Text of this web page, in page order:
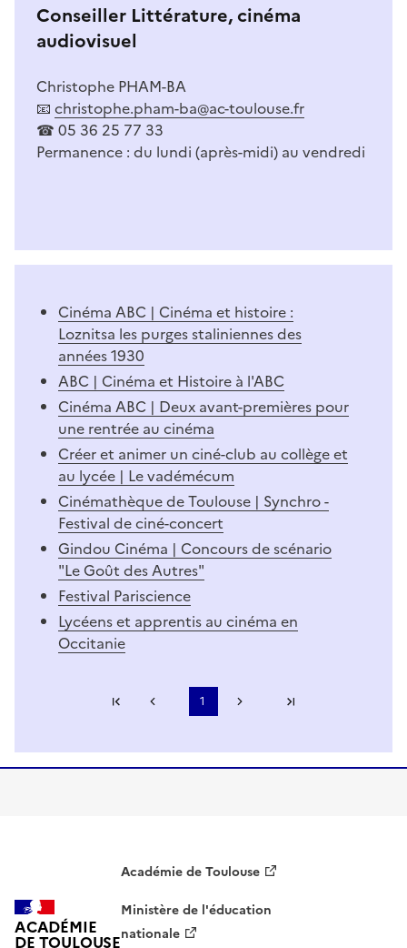
Conseiller Littérature, cinéma
audiovisuel
Christophe PHAM-BA
📧 christophe.pham-ba@ac-toulouse.fr
☎ 05 36 25 77 33
Permanence : du lundi (après-midi) au vendredi
Cinéma ABC | Cinéma et histoire :
Loznitsa les purges staliniennes des
années 1930
ABC | Cinéma et Histoire à l'ABC
Cinéma ABC | Deux avant-premières pour
une rentrée au cinéma
Créer et animer un ciné-club au collège et
au lycée | Le vadémécum
Cinémathèque de Toulouse | Synchro -
Festival de ciné-concert
Gindou Cinéma | Concours de scénario
"Le Goût des Autres"
Festival Pariscience
Lycéens et apprentis au cinéma en
Occitanie
Première page
Page précédente
1
Page suivanteDernière page
ACADÉMIE
DE TOULOUSE
Académie de Toulouse
Ministère de l'éducation
nationale